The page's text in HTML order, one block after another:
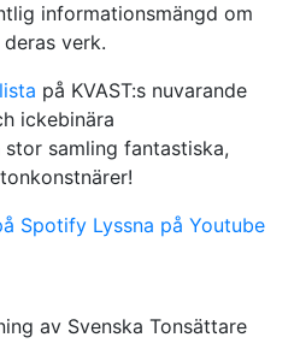
informationsmängd om
verk.
på KVAST:s nuvarande
ickebinära
samling fantastiska,
Spotify Lyssna på Youtube
av Svenska Tonsättare